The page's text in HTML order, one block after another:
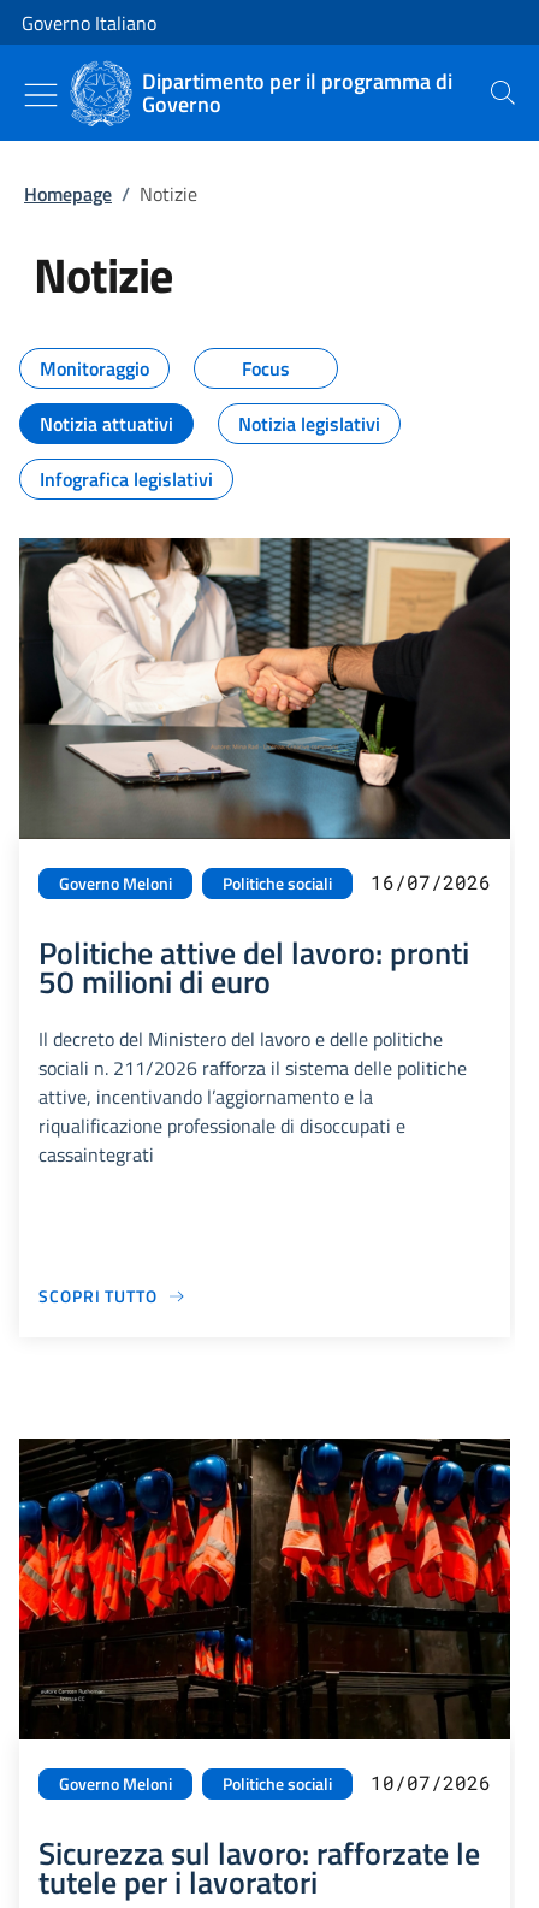
Vai al contenuto
Vai alla navigazione del sito
Governo Italiano
Dipartimento per il programma di
Governo Cerca
Homepage / Notizie
Notizie
Tutti i contenuti della pagina
Monitoraggio
Focus
Notizia attuativi
Notizia legislativi
Infografica legislativi
Governo Meloni Politiche sociali 16/07/2026
Politiche attive del lavoro: pronti
50 milioni di euro
Il decreto del Ministero del lavoro e delle politiche
sociali n. 211/2026 rafforza il sistema delle politiche
attive, incentivando l’aggiornamento e la
riqualificazione professionale di disoccupati e
cassaintegrati
SCOPRI TUTTO
Governo Meloni Politiche sociali 10/07/2026
Sicurezza sul lavoro: rafforzate le
tutele per i lavoratori